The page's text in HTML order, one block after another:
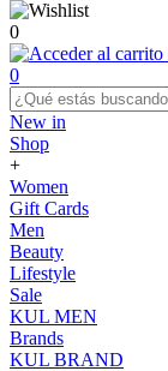
0
0
New in
Shop
+
Women
Gift Cards
Men
Beauty
Lifestyle
Sale
KUL MEN
Brands
KUL BRAND